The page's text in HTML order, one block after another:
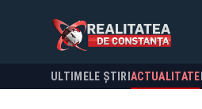
ULTIMELE ȘTIRI ACTUALITATE